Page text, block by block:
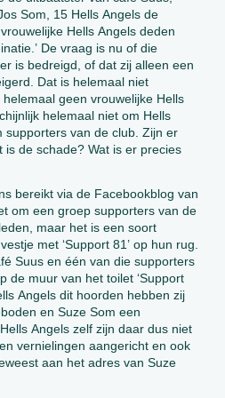
Som, 15 Hells Angels de
Hells Angels deden
De vraag is nu of die
is bedreigd, of dat zij alleen een
Dat is helemaal niet
geen vrouwelijke Hells
helemaal niet om Hells
supporters van de club. Zijn er
de schade? Wat is er precies
bereikt via de Facebookblog van
om een groep supporters van de
maar het is een soort
met ‘Support 81’ op hun rug.
Suus en één van die supporters
de muur van het toilet ‘Support
Angels dit hoorden hebben zij
en Suze Som een
Angels zelf zijn daar dus niet
vernielingen aangericht en ook
aan het adres van Suze